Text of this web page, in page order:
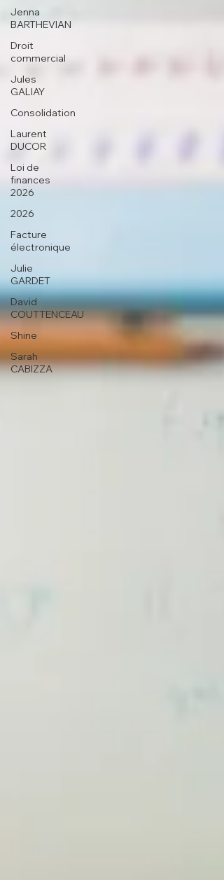
Jenna
BARTHEVIAN
Droit
commercial
Jules
GALIAY
Consolidation
Laurent
DUCOR
Loi de
finances
2026
2026
Facture
électronique
Julie
GARDET
David
COUTTENCEAU
Shine
Sarah
CABIZZA